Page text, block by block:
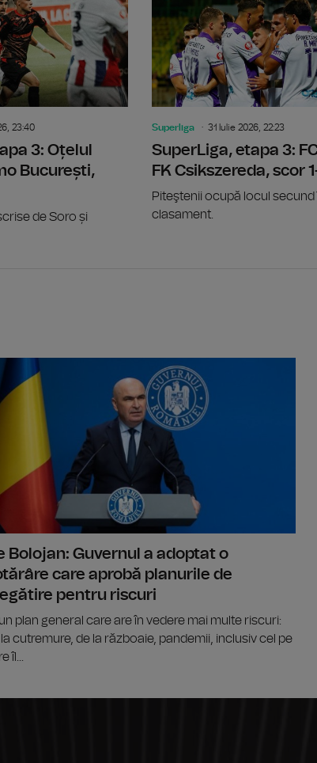
23:40
3: Oțelul
București,
de Soro și
Superliga 31 Iulie 2026, 22:23
SuperLiga, etapa 3:
FK Csikszereda, scor
Piteştenii ocupă locul secund
clasament.
Bolojan: Guvernul a adoptat o
care aprobă planurile de
pentru riscuri
un plan general care are în vedere mai multe riscuri:
cutremure, de la războaie, pandemii, inclusiv cel pe
îl...